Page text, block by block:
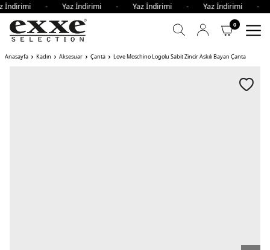
- Yaz İndirimi - Yaz İndirimi - Yaz
0
Anasayfa Kadın Aksesuar Çanta Love Moschino Logolu Sabit Zincir Askılı Bayan Çanta